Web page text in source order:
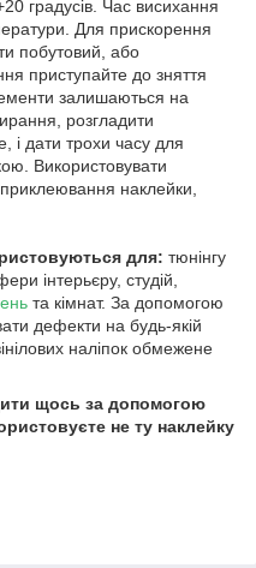
градусів. Час висихання
Для прискорення
побутовий, або
приступайте до зняття
залишаються на
розгладити
і дати трохи часу для
Використовувати
наклейки,
для: тюнінгу
інтерьєру, студій,
та кімнат. За допомогою
дефекти на будь-якій
наліпок обмежене
щось за допомогою
не ту наклейку